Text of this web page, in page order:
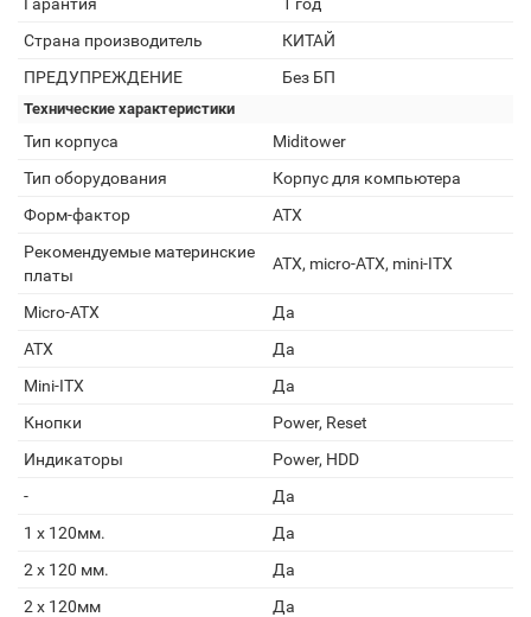
Страна производитель
КИТАЙ
ПРЕДУПРЕЖДЕНИЕ
Без БП
Технические характеристики
Тип корпуса
Miditower
Тип оборудования
Корпус для компьютера
Форм-фактор
ATX
Рекомендуемые материнские
платы
ATX, micro-ATX, mini-ITX
Micro-ATX
Да
ATX
Да
Mini-ITX
Да
Кнопки
Power, Reset
Индикаторы
Power, HDD
-
Да
1 x 120мм.
Да
2 x 120 мм.
Да
2 x 120мм
Да